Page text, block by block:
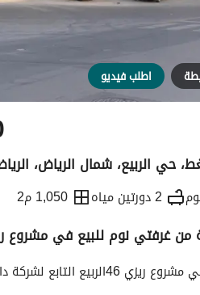
اطلب فيديو
حي الربيع، شمال الرياض،
2 دورتين مياه 1,050 م2
معلومات ترخيص الإعلان حاسبة
نوم للبيع في مشروع ريزي 46 بحي
لشركة دار بيات للتطوير العقاري